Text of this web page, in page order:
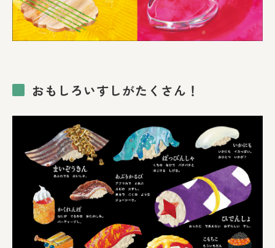
おもしろいすしがたくさん！